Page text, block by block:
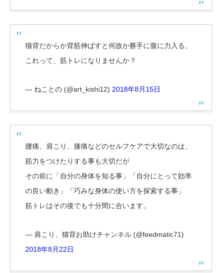
猫背だからか背筋伸ばすと何故か勝手に腹に力入る。
これって、筋トレになりませんか？
— ねことの (@art_kishi12) 2018年8月15日
腰痛、肩こり、膝痛などのセルフケアで大切なのは、
筋力をつけたりする事も大切だが
その前に「自分の身体を知る事」「自分にとって効率
の良い動き」「巧みな身体の使い方を探索する事」
筋トレはその後でも十分間に合います。
— 肩こり、猫背お助けチャンネル (@feedmatic71)
2018年8月22日